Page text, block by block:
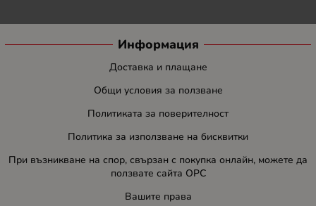
Информация
Доставка и плащане
Общи условия за ползване
Политиката за поверителност
Политика за използване на бисквитки
При възникване на спор, свързан с покупка онлайн, можете да
ползвате сайта ОРС
Вашите права